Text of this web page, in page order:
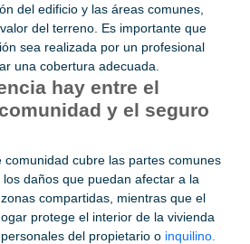
del edificio y las áreas comunes,
del terreno. Es importante que
sea realizada por un profesional
una cobertura adecuada.
hay entre el
y el seguro
comunidad cubre las partes comunes
los daños que puedan afectar a la
compartidas, mientras que el
protege el interior de la vivienda
del propietario o inquilino.